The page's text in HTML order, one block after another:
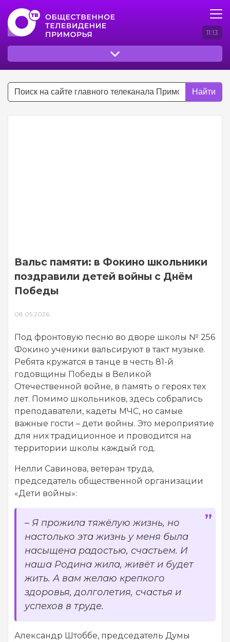
11:13
Найти
Вальс памяти: в Фокино школьники
поздравили детей войны с Днём
Победы
08.05.2026
Под фронтовую песню во дворе школы № 256
Фокино ученики вальсируют в такт музыке.
Ребята кружатся в танце в честь 81-й
годовщины Победы в Великой
Отечественной войне, в память о героях тех
лет. Помимо школьников, здесь собрались
преподаватели, кадеты МЧС, но самые
важные гости – дети войны. Это мероприятие
для них традиционное и проводится на
территории школы каждый год.
Нелли Савинова, ветеран труда,
председатель общественной организации
«Дети войны»:
– Я прожила тяжёлую жизнь, но
настолько эта жизнь у меня была
насыщена радостью, счастьем. И
наша Родина жила, живёт и будет
жить. А вам желаю крепкого
здоровья, долголетия, счастья и
успехов в труде.
Александр Штоббе, председатель Думы